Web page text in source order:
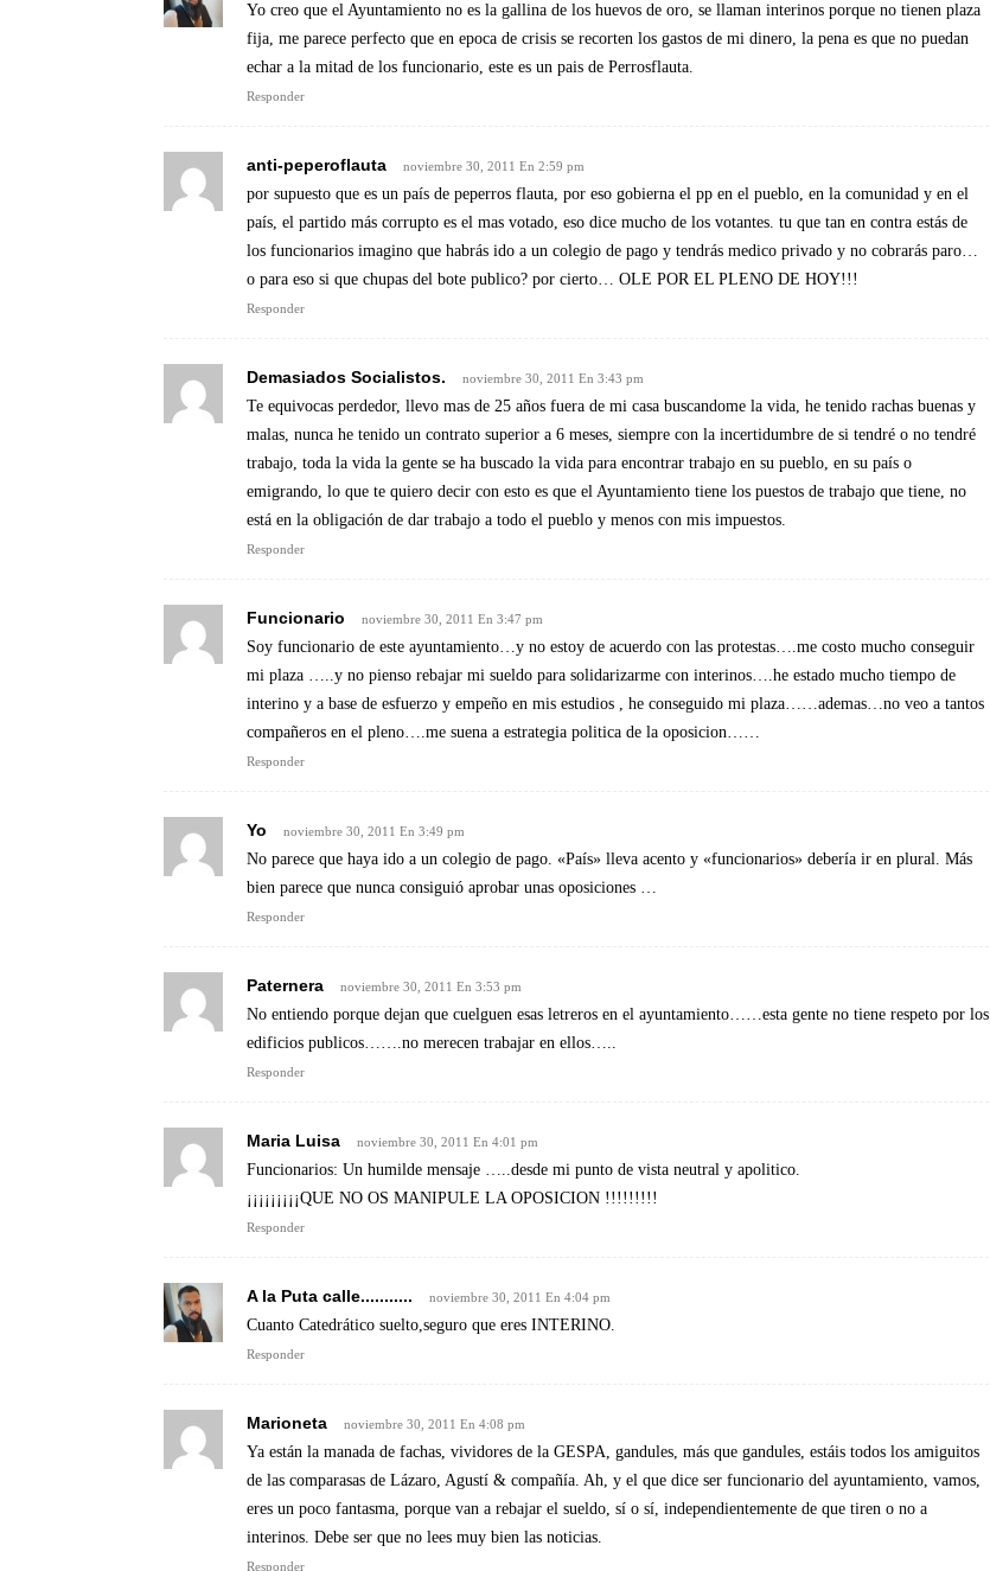
Yo creo que el Ayuntamiento no es la gallina de los huevos de oro, se llaman interinos porque no tienen plaza
fija, me parece perfecto que en epoca de crisis se recorten los gastos de mi dinero, la pena es que no puedan
echar a la mitad de los funcionario, este es un pais de Perrosflauta.
Responder
anti-peperoflauta noviembre 30, 2011 En 2:59 pm
por supuesto que es un país de peperros flauta, por eso gobierna el pp en el pueblo, en la comunidad y en el
país, el partido más corrupto es el mas votado, eso dice mucho de los votantes. tu que tan en contra estás de
los funcionarios imagino que habrás ido a un colegio de pago y tendrás medico privado y no cobrarás paro…
o para eso si que chupas del bote publico? por cierto… OLE POR EL PLENO DE HOY!!!
Responder
Demasiados Socialistos. noviembre 30, 2011 En 3:43 pm
Te equivocas perdedor, llevo mas de 25 años fuera de mi casa buscandome la vida, he tenido rachas buenas y
malas, nunca he tenido un contrato superior a 6 meses, siempre con la incertidumbre de si tendré o no tendré
trabajo, toda la vida la gente se ha buscado la vida para encontrar trabajo en su pueblo, en su país o
emigrando, lo que te quiero decir con esto es que el Ayuntamiento tiene los puestos de trabajo que tiene, no
está en la obligación de dar trabajo a todo el pueblo y menos con mis impuestos.
Responder
Funcionario noviembre 30, 2011 En 3:47 pm
Soy funcionario de este ayuntamiento…y no estoy de acuerdo con las protestas….me costo mucho conseguir
mi plaza …..y no pienso rebajar mi sueldo para solidarizarme con interinos….he estado mucho tiempo de
interino y a base de esfuerzo y empeño en mis estudios , he conseguido mi plaza……ademas…no veo a tantos
compañeros en el pleno….me suena a estrategia politica de la oposicion……
Responder
Yo noviembre 30, 2011 En 3:49 pm
No parece que haya ido a un colegio de pago. «País» lleva acento y «funcionarios» debería ir en plural. Más
bien parece que nunca consiguió aprobar unas oposiciones …
Responder
Paternera noviembre 30, 2011 En 3:53 pm
No entiendo porque dejan que cuelguen esas letreros en el ayuntamiento……esta gente no tiene respeto por los
edificios publicos…….no merecen trabajar en ellos…..
Responder
Maria Luisa noviembre 30, 2011 En 4:01 pm
Funcionarios: Un humilde mensaje …..desde mi punto de vista neutral y apolitico.
¡¡¡¡¡¡¡¡¡QUE NO OS MANIPULE LA OPOSICION !!!!!!!!!
Responder
A la Puta calle........... noviembre 30, 2011 En 4:04 pm
Cuanto Catedrático suelto,seguro que eres INTERINO.
Responder
Marioneta noviembre 30, 2011 En 4:08 pm
Ya están la manada de fachas, vividores de la GESPA, gandules, más que gandules, estáis todos los amiguitos
de las comparasas de Lázaro, Agustí & compañía. Ah, y el que dice ser funcionario del ayuntamiento, vamos,
eres un poco fantasma, porque van a rebajar el sueldo, sí o sí, independientemente de que tiren o no a
interinos. Debe ser que no lees muy bien las noticias.
Responder